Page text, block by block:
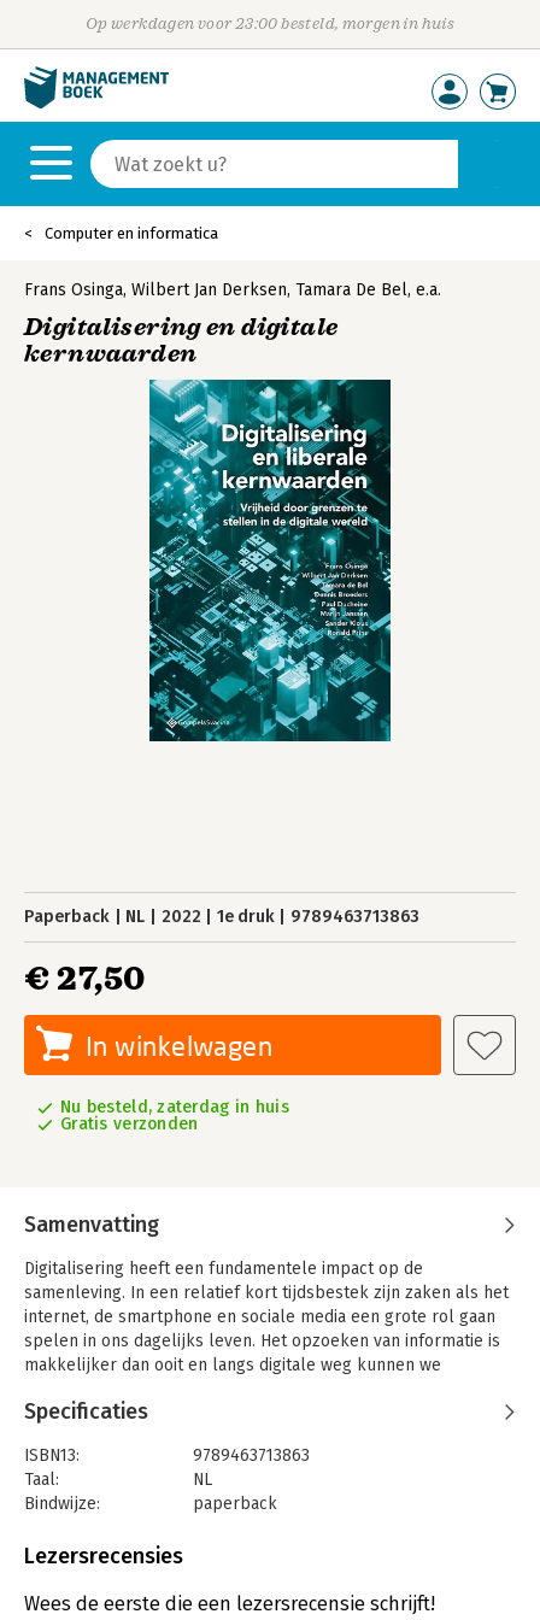
Op werkdagen voor 23:00 besteld, morgen in huis
Computer en informatica
Frans Osinga, Wilbert Jan Derksen, Tamara De Bel, e.a.
Digitalisering en digitale
kernwaarden
Paperback NL 2022 1e druk 9789463713863
€ 27,50
In winkelwagen
Nu besteld, zaterdag in huis
Gratis verzonden
Samenvatting
Digitalisering heeft een fundamentele impact op de
samenleving. In een relatief kort tijdsbestek zijn zaken als het
internet, de smartphone en sociale media een grote rol gaan
spelen in ons dagelijks leven. Het opzoeken van informatie is
makkelijker dan ooit en langs digitale weg kunnen we
als het onderwijs en de gezondheidszorg zijn toepassingen van
dat digitalisering aldus een verrijking is gebleken voor mens
en maatschappij. Desalniettemin zijn er ook belangrijke
problemen op het gebied van digitalisering te noemen die
welke manier kunnen we het schadelijke effect van
Specificaties
ISBN13:
9789463713863
Taal:
NL
Bindwijze:
paperback
Uitgever:
Verschijningsdatum:
25-8-2022
Lezersrecensies
Wees de eerste die een lezersrecensie schrijft!